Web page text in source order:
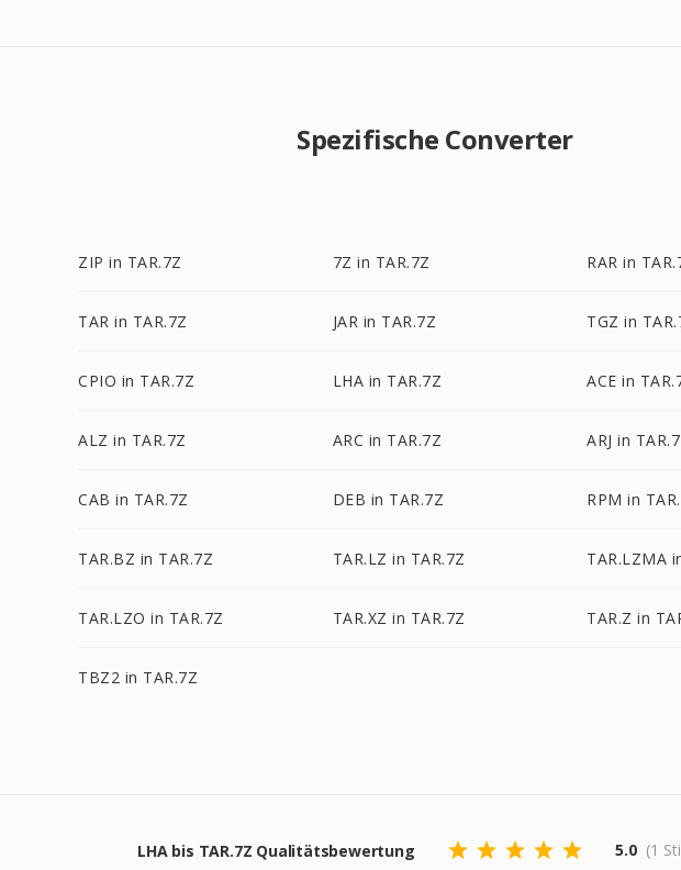
Spezifische Converter
ZIP in TAR.7Z 7Z in TAR.7Z RAR in
TAR in TAR.7Z JAR in TAR.7Z TGZ in
CPIO in TAR.7Z LHA in TAR.7Z ACE in
ALZ in TAR.7Z ARC in TAR.7Z ARJ in
CAB in TAR.7Z DEB in TAR.7Z RPM in
TAR.BZ in TAR.7Z TAR.LZ in TAR.7Z TAR.LZMA
TAR.LZO in TAR.7Z TAR.XZ in TAR.7Z TAR.Z in
TBZ2 in TAR.7Z
LHA bis TAR.7Z Qualitätsbewertung 5.0 (1